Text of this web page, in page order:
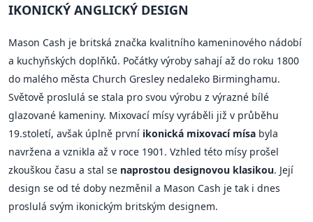
IKONICKÝ ANGLICKÝ DESIGN
Mason Cash je britská značka kvalitního kameninového nádobí
a kuchyňských doplňků. Počátky výroby sahají až do roku 1800
do malého města Church Gresley nedaleko Birminghamu.
Světově proslulá se stala pro svou výrobu z výrazné bílé
glazované kameniny. Mixovací mísy vyráběli již v průběhu
19.století, avšak úplně první ikonická mixovací mísa byla
navržena a vznikla až v roce 1901. Vzhled této mísy prošel
zkouškou času a stal se naprostou designovou klasikou. Její
design se od té doby nezměnil a Mason Cash je tak i dnes
proslulá svým ikonickým britským designem.